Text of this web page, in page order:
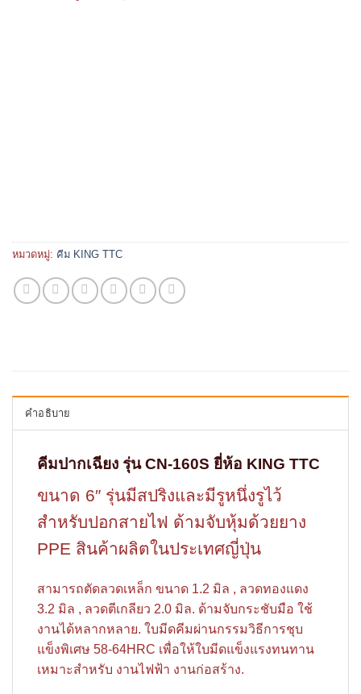
หมวดหมู่: คีม KING TTC
คำอธิบาย
คีมปากเฉียง รุ่น CN-160S ยี่ห้อ KING TTC
ขนาด 6″ รุ่นมีสปริงและมีรูหนึ่งรูไว้
สำหรับปอกสายไฟ ด้ามจับหุ้มด้วยยาง
PPE สินค้าผลิตในประเทศญี่ปุ่น
สามารถตัดลวดเหล็ก ขนาด 1.2 มิล , ลวดทองแดง
3.2 มิล , ลวดตีเกลียว 2.0 มิล. ด้ามจับกระชับมือ ใช้
งานได้หลากหลาย. ใบมีดคีมผ่านกรรมวิธีการชุบ
แข็งพิเศษ 58-64HRC เพื่อให้ใบมีดแข็งแรงทนทาน
เหมาะสำหรับ งานไฟฟ้า งานก่อสร้าง.